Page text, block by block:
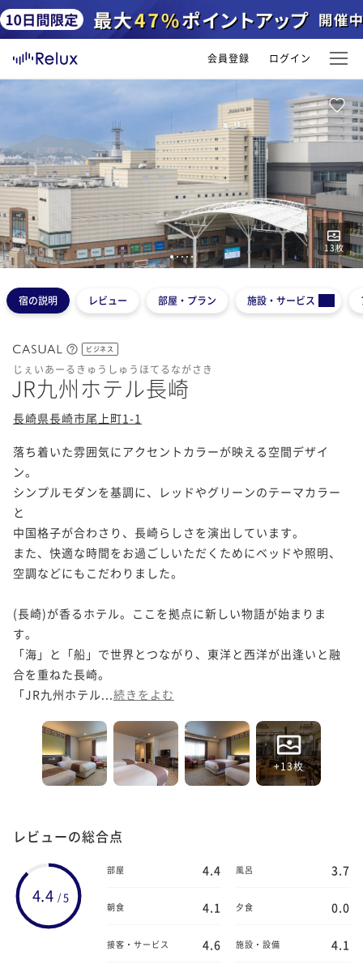
会員登録 ログイン
13枚
12345
宿の説明 レビュー 部屋・プラン 施設・サービス
ビジネス
じぇいあーるきゅうしゅうほてるながさき
JR九州ホテル長崎
長崎県長崎市尾上町1-1
落ち着いた雰囲気にアクセントカラーが映える空間デザイ
ン。
シンプルモダンを基調に、レッドやグリーンのテーマカラー
と
中国格子が合わさり、長崎らしさを演出しています。
また、快適な時間をお過ごしいただくためにベッドや照明、
空調などにもこだわりました。
(長崎)が香るホテル。ここを拠点に新しい物語が始まりま
す。
「海」と「船」で世界とつながり、東洋と西洋が出逢いと融
合を重ねた長崎。
「JR九州ホテル... 続きをよむ
+13枚
レビューの総合点
4.4 /5
部屋 4.4 風呂 3.7
朝食 4.1 夕食 0.0
接客・サービス 4.6 施設・設備 4.1